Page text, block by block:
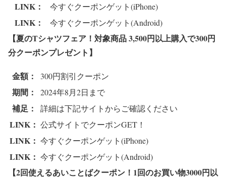
LINK： 今すぐクーポンゲット(iPhone)
LINK： 今すぐクーポンゲット(Android)
【夏のTシャツフェア！対象商品 3,500円以上購入で300円
分クーポンプレゼント 】
金額： 300円割引クーポン
期間： 2024年8月2日まで
補足： 詳細は下記サイトからご確認ください
LINK： 公式サイトでクーポンGET！
LINK： 今すぐクーポンゲット(iPhone)
LINK： 今すぐクーポンゲット(Android)
【2回使えるあいことばクーポン！1回のお買い物3000円以